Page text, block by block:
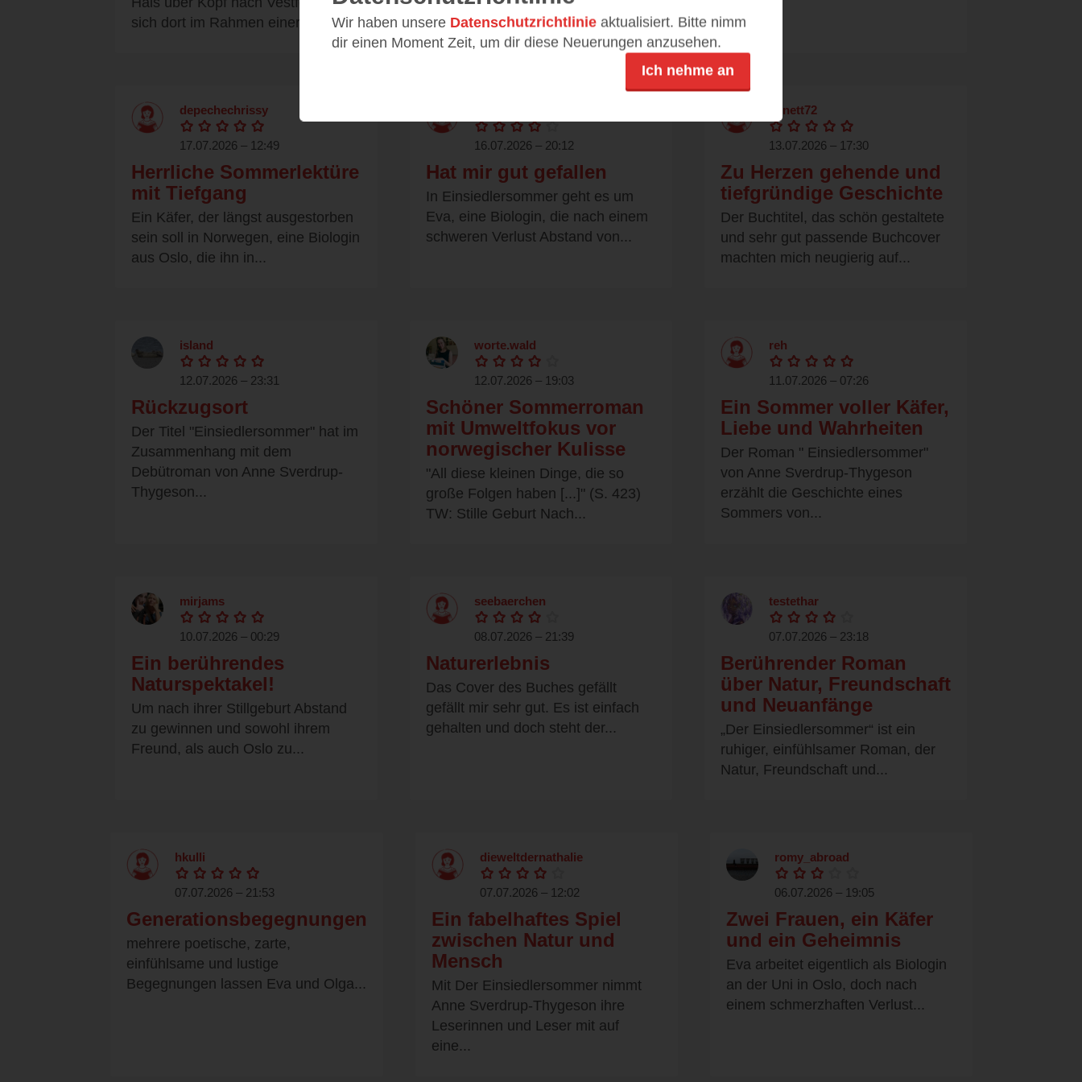
sich dort im Rahmen einer...
depechechrissy
17.07.2026 – 12:49
Herrliche Sommerlektüre
mit Tiefgang
Ein Käfer, der längst ausgestorben
sein soll in Norwegen, eine Biologin
aus Oslo, die ihn in...
16.07.2026 – 20:12
Hat mir gut gefallen
In Einsiedlersommer geht es um
Eva, eine Biologin, die nach einem
schweren Verlust Abstand von...
annett72
13.07.2026 – 17:30
Zu Herzen gehende und
tiefgründige Geschichte
Der Buchtitel, das schön gestaltete
und sehr gut passende Buchcover
machten mich neugierig auf...
island
12.07.2026 – 23:31
Rückzugsort
Der Titel "Einsiedlersommer" hat im
Zusammenhang mit dem
Debütroman von Anne Sverdrup-
Thygeson...
worte.wald
12.07.2026 – 19:03
Schöner Sommerroman
mit Umweltfokus vor
norwegischer Kulisse
"All diese kleinen Dinge, die so
große Folgen haben [...]" (S. 423)
TW: Stille Geburt Nach...
reh
11.07.2026 – 07:26
Ein Sommer voller Käfer,
Liebe und Wahrheiten
Der Roman " Einsiedlersommer"
von Anne Sverdrup-Thygeson
erzählt die Geschichte eines
Sommers von...
mirjams
10.07.2026 – 00:29
Ein berührendes
Naturspektakel!
Um nach ihrer Stillgeburt Abstand
zu gewinnen und sowohl ihrem
Freund, als auch Oslo zu...
seebaerchen
08.07.2026 – 21:39
Naturerlebnis
Das Cover des Buches gefällt
gefällt mir sehr gut. Es ist einfach
gehalten und doch steht der...
testethar
07.07.2026 – 23:18
Berührender Roman
über Natur, Freundschaft
und Neuanfänge
„Der Einsiedlersommer“ ist ein
ruhiger, einfühlsamer Roman, der
Natur, Freundschaft und...
hkulli
07.07.2026 – 21:53
Generationsbegegnungen
mehrere poetische, zarte,
einfühlsame und lustige
Begegnungen lassen Eva und Olga...
dieweltdernathalie
07.07.2026 – 12:02
Ein fabelhaftes Spiel
zwischen Natur und
Mensch
Mit Der Einsiedlersommer nimmt
Anne Sverdrup-Thygeson ihre
Leserinnen und Leser mit auf
eine...
romy_abroad
06.07.2026 – 19:05
Zwei Frauen, ein Käfer
und ein Geheimnis
Eva arbeitet eigentlich als Biologin
an der Uni in Oslo, doch nach
einem schmerzhaften Verlust...
Wir haben unsere Datenschutzrichtlinie aktualisiert. Bitte nimm
dir einen Moment Zeit, um dir diese Neuerungen anzusehen.
Ich nehme an